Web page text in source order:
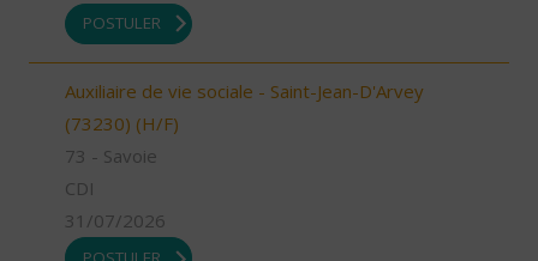
POSTULER
Auxiliaire de vie sociale - Saint-Jean-D'Arvey
(73230) (H/F)
73 - Savoie
CDI
31/07/2026